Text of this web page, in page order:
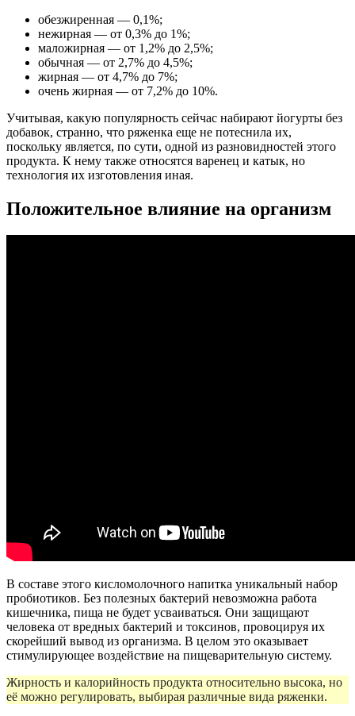
обезжиренная — 0,1%;
нежирная — от 0,3% до 1%;
маложирная — от 1,2% до 2,5%;
обычная — от 2,7% до 4,5%;
жирная — от 4,7% до 7%;
очень жирная — от 7,2% до 10%.
Учитывая, какую популярность сейчас набирают йогурты без
добавок, странно, что ряженка еще не потеснила их,
поскольку является, по сути, одной из разновидностей этого
продукта. К нему также относятся варенец и катык, но
технология их изготовления иная.
Положительное влияние на организм
В составе этого кисломолочного напитка уникальный набор
пробиотиков. Без полезных бактерий невозможна работа
кишечника, пища не будет усваиваться. Они защищают
человека от вредных бактерий и токсинов, провоцируя их
скорейший вывод из организма. В целом это оказывает
стимулирующее воздействие на пищеварительную систему.
Жирность и калорийность продукта относительно высока, но
её можно регулировать, выбирая различные вида ряженки.